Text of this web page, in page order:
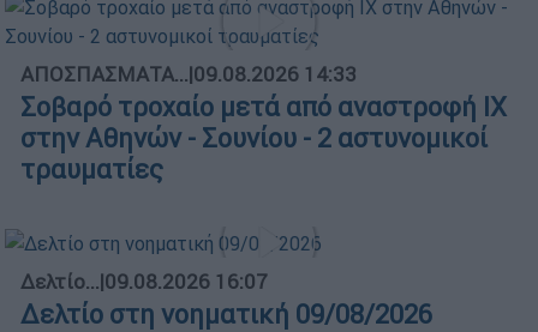
ΑΠΟΣΠΑΣΜΑΤΑ...|09.08.2026 14:33
Σοβαρό τροχαίο μετά από αναστροφή ΙΧ
στην Αθηνών - Σουνίου - 2 αστυνομικοί
τραυματίες
Δελτίο...|09.08.2026 16:07
Δελτίο στη νοηματική 09/08/2026